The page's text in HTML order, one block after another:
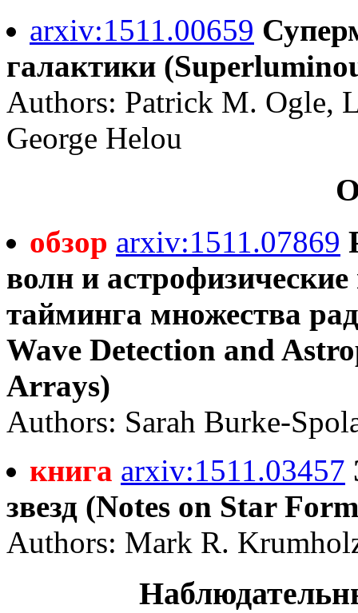
arxiv:1511.00659
галактики
Authors: Patrick M. Ogle,
George Helou
обзор arxiv:1511.07869
волн и
тайминга множества
Wave Detection and
Arrays)
Authors: Sarah Burke-
книга arxiv:1511.03457
звезд (Notes on Star
Authors: Mark R.